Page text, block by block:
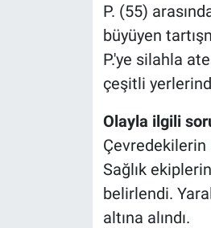
P. (55)
büyüyen
P.'ye silahla
çeşitli
Olayla ilgili
Çevredekilerin
Sağlık
belirlendi.
altına alındı.